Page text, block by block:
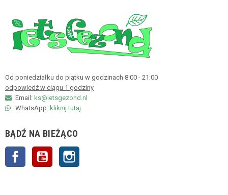
Od poniedziałku do piątku w godzinach 8:00 - 21:00
odpowiedź w ciągu 1 godziny
Email: ks@ietsgezond.nl
WhatsApp: kliknij tutaj
BĄDŹ NA BIEŻĄCO
Facebook YouTube